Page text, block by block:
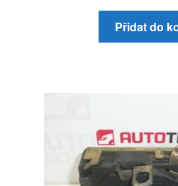
Přidat do